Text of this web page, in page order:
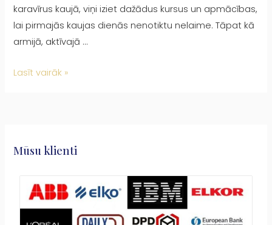
Mūsu klienti
karavīrus kaujā, viņi iziet dažādus kursus un apmācības,
lai pirmajās kaujas dienās nenotiktu nelaime. Tāpat kā
armijā, aktīvajā …
Lasīt vairāk »